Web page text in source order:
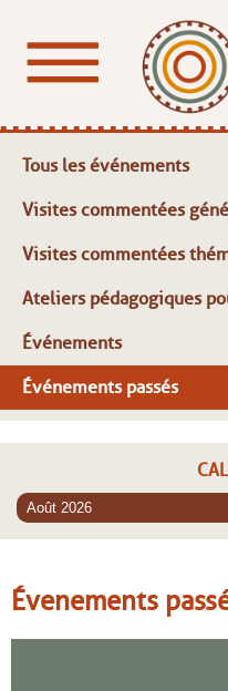
Tous les événements
Visites commentées
Visites commentées
Ateliers pédagogiques
Événements
Événements passés
Évenements